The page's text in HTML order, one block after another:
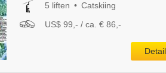
5 liften
Catskiing
US$ 99,- / ca. € 86,-